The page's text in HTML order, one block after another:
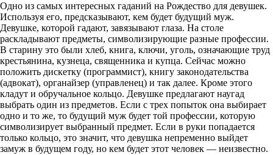
Одно из самых интересных гаданий на Рождество для девушек.
Используя его, предсказывают, кем будет будущий муж.
Девушке, которой гадают, завязывают глаза. На столе
раскладывают предметы, символизирующие разные профессии.
В старину это были хлеб, книга, ключи, уголь, означающие труд
крестьянина, кузнеца, священника и купца. Сейчас можно
положить дискетку (программист), книгу законодательства
(адвокат), органайзер (управленец) и так далее. Кроме этого
кладут и обручальное кольцо. Девушке предлагают наугад
выбрать один из предметов. Если с трех попыток она выбирает
одно и то же, то будущий муж будет той профессии, которую
символизирует выбранный предмет. Если в руки попадается
только кольцо, это значит, что девушка непременно выйдет
замуж в будущем году, но кем будет этот человек — неизвестно.